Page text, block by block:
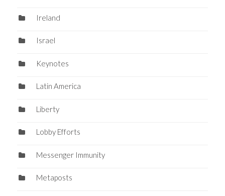
Ireland
Israel
Keynotes
Latin America
Liberty
Lobby Efforts
Messenger Immunity
Metaposts